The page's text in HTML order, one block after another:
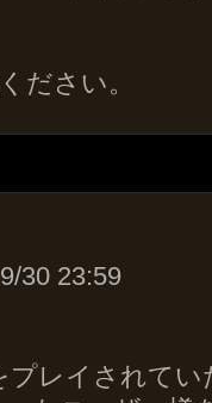
ださい。
30 23:59
プレイされて